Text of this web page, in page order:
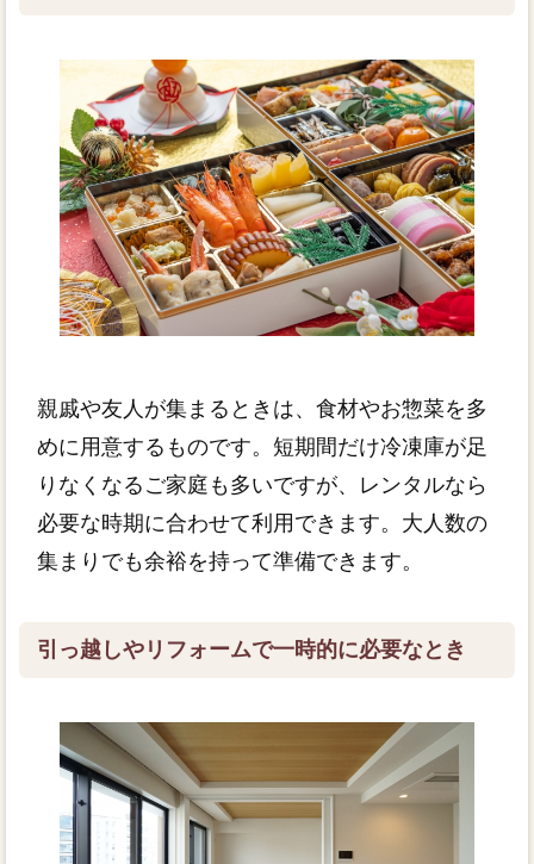
親戚や友人が集まるときは、食材やお惣菜を多
めに用意するものです。短期間だけ冷凍庫が足
りなくなるご家庭も多いですが、レンタルなら
必要な時期に合わせて利用できます。大人数の
集まりでも余裕を持って準備できます。
引っ越しやリフォームで一時的に必要なとき